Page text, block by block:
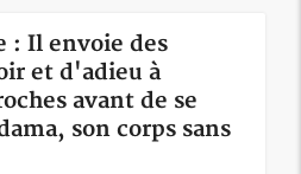
: Il envoie des
et d'adieu à
avant de se
son corps sans